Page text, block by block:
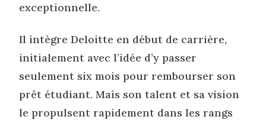
exceptionnelle.
Il intègre Deloitte en début de carrière,
initialement avec l’idée d’y passer
seulement six mois pour rembourser son
prêt étudiant. Mais son talent et sa vision
le propulsent rapidement dans les rangs